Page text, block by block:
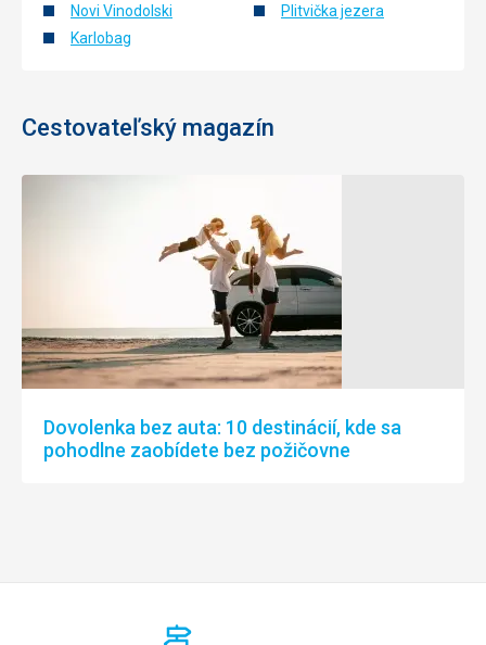
Novi Vinodolski
Karlobag
Plitvička jezera
Cestovateľský magazín
Dovolenka bez auta: 10 destinácií, kde sa
pohodlne zaobídete bez požičovne